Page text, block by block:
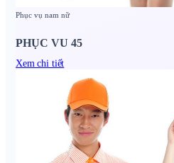
Phục vụ nam nữ
PHỤC VU 45
Xem chi tiết